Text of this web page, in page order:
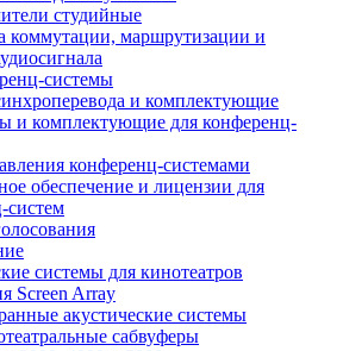
студийные
коммутации, маршрутизации и
системы
и комплектующие
и комплектующие для конференц-
конференц-системами
обеспечение и лицензии для
систем
системы для кинотеатров
Screen Array
акустические системы
сабвуферы